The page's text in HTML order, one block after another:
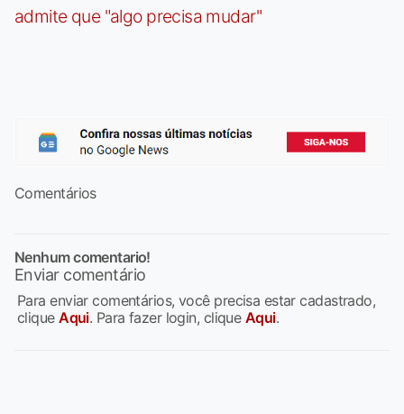
admite que "algo precisa mudar"
Comentários
Nenhum comentario!
Enviar comentário
Para enviar comentários, você precisa estar cadastrado,
cliqueAqui. Para fazer login, clique Aqui.